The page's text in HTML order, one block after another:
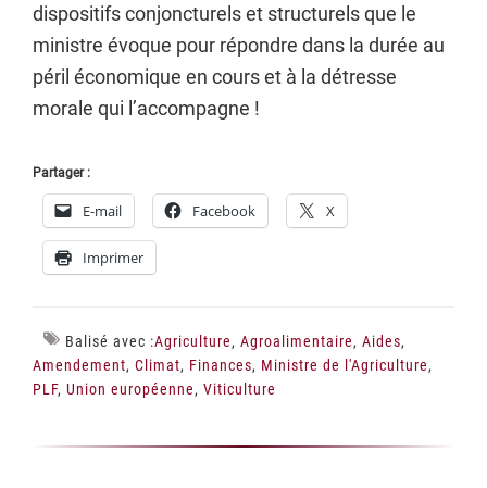
dispositifs conjoncturels et structurels que le
ministre évoque pour répondre dans la durée au
péril économique en cours et à la détresse
morale qui l’accompagne !
Partager :
E-mail Facebook X
Imprimer
Balisé avec :Agriculture, Agroalimentaire, Aides,
Amendement, Climat, Finances, Ministre de l'Agriculture,
PLF, Union européenne, Viticulture